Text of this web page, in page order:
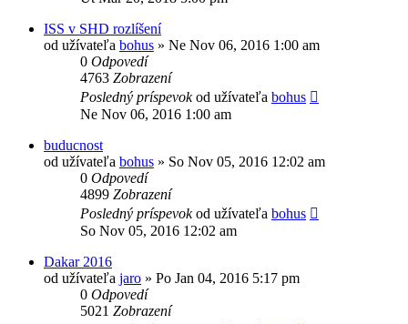
ISS v SHD rozlíšení
od užívateľa bohus » Ne Nov 06, 2016 1:00 am
0 Odpovedí
4763 Zobrazení
Posledný príspevokod užívateľa bohus
Ne Nov 06, 2016 1:00 am
buducnost
od užívateľa bohus » So Nov 05, 2016 12:02 am
0 Odpovedí
4899 Zobrazení
Posledný príspevokod užívateľa bohus
So Nov 05, 2016 12:02 am
Dakar 2016
od užívateľa jaro » Po Jan 04, 2016 5:17 pm
0 Odpovedí
5021 Zobrazení